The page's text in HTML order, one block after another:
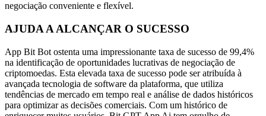
negociação conveniente e flexível.
AJUDA A ALCANÇAR O SUCESSO
App Bit Bot ostenta uma impressionante taxa de sucesso de 99,4%
na identificação de oportunidades lucrativas de negociação de
criptomoedas. Esta elevada taxa de sucesso pode ser atribuída à
avançada tecnologia de software da plataforma, que utiliza
tendências de mercado em tempo real e análise de dados históricos
para optimizar as decisões comerciais. Com um histórico de